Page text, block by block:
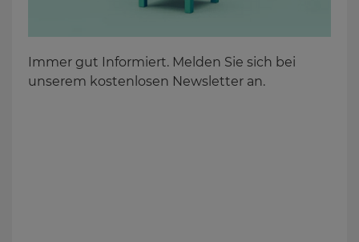
Immer gut Informiert. Melden Sie sich bei
unserem kostenlosen Newsletter an.